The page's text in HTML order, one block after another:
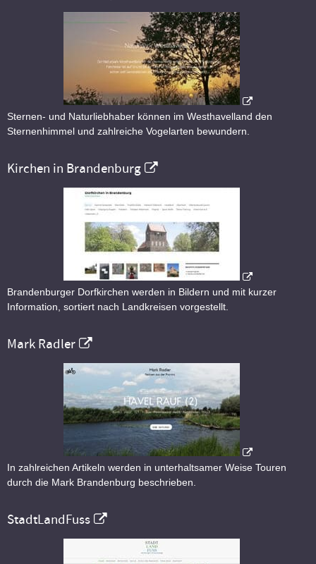
Sternen- und Naturliebhaber können im Westhavelland den
Sternenhimmel und zahlreiche Vogelarten bewundern.
Kirchen in Brandenburg
Brandenburger Dorfkirchen werden in Bildern und mit kurzer
Information, sortiert nach Landkreisen vorgestellt.
Mark Radler
In zahlreichen Artikeln werden in unterhaltsamer Weise Touren
durch die Mark Brandenburg beschrieben.
StadtLandFuss